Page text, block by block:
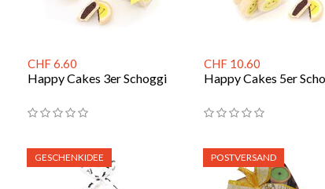
CHF 6.60
Happy Cakes 3er Schoggi
CHF 10.60
Happy Cakes 5er
GESCHENKIDEE POSTVERSAND